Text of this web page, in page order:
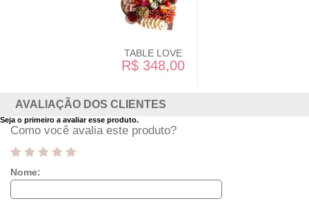
TABLE LOVE
R$ 348,00
AVALIAÇÃO DOS CLIENTES
Seja o primeiro a avaliar esse produto.
Como você avalia este produto?
Nome: